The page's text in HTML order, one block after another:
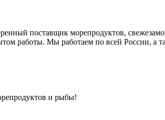
поставщик морепродуктов,
работы. Мы работаем по всей России, а
и рыбы!